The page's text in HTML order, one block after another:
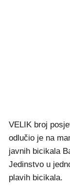
VELIK broj
odlučio je na
javnih bicikala
Jedinstvo u
plavih bicikala.